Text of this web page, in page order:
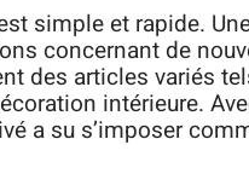
simple et rapide.
concernant de
des articles variés
intérieure.
a su s’imposer